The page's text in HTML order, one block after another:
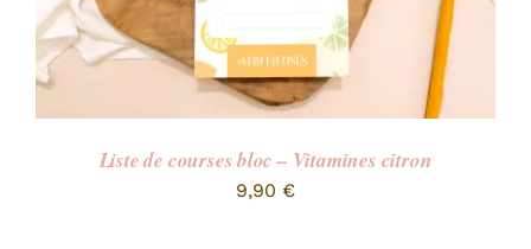
Liste de courses bloc – Vitamines citron
9,90 €